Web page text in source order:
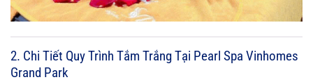
2. Chi Tiết Quy Trình Tắm Trắng Tại Pearl Spa Vinhomes
Grand Park